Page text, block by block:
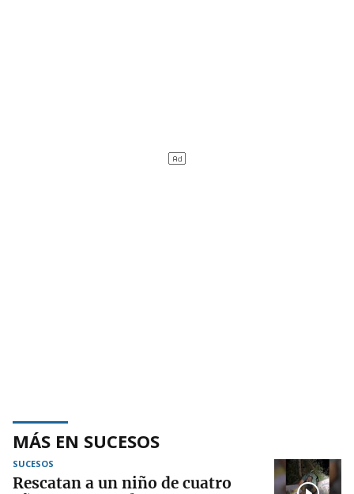
MÁS EN SUCESOS
SUCESOS
Rescatan a un niño de cuatro